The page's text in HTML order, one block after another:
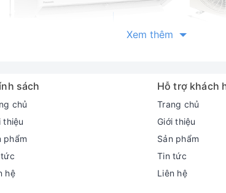
Xem thêm
sách
chủ
thiệu
phẩm
hệ
Hỗ trợ khách
Trang chủ
Giới thiệu
Sản phẩm
Tin tức
Liên hệ